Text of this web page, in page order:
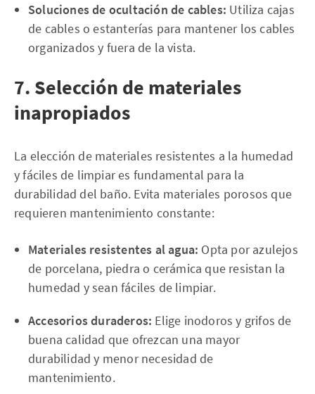
Soluciones de ocultación de cables: Utiliza cajas
de cables o estanterías para mantener los cables
organizados y fuera de la vista.
7. Selección de materiales
inapropiados
La elección de materiales resistentes a la humedad
y fáciles de limpiar es fundamental para la
durabilidad del baño. Evita materiales porosos que
requieren mantenimiento constante:
Materiales resistentes al agua: Opta por azulejos
de porcelana, piedra o cerámica que resistan la
humedad y sean fáciles de limpiar.
Accesorios duraderos: Elige inodoros y grifos de
buena calidad que ofrezcan una mayor
durabilidad y menor necesidad de
mantenimiento.